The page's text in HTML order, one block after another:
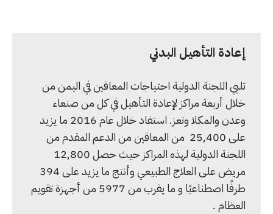
إعادة التأهيل البدني
تلبي اللجنة الدولية احتياجات المعاقين في اليمن من
خلال أربعة مراكز لإعادة التأهيل في كل من صنعاء
وعدن والمكلا وتعز. استفاد خلال عام 2016 ما يزيد
على 25,400 من المعاقين من الدعم المقدم من
اللجنة الدولية لهذه المراكز حيث حصل 12,800
مريض على العلاج الطبيعي وأنتج ما يزيد على 394
طرفًا اصطناعيًا و ما يقرب من 5977 من أجهزة تقويم
العظام .